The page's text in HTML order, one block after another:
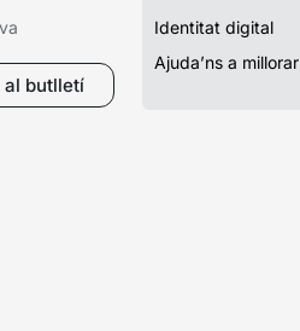
butlletí
Identitat digital
Ajuda’ns a millorar